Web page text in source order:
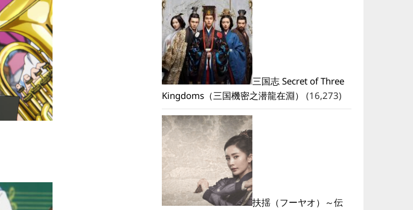
三国志 Secret of Three
Kingdoms（三国機密之潜龍在淵）
(16,273)
扶揺（フーヤオ）～伝